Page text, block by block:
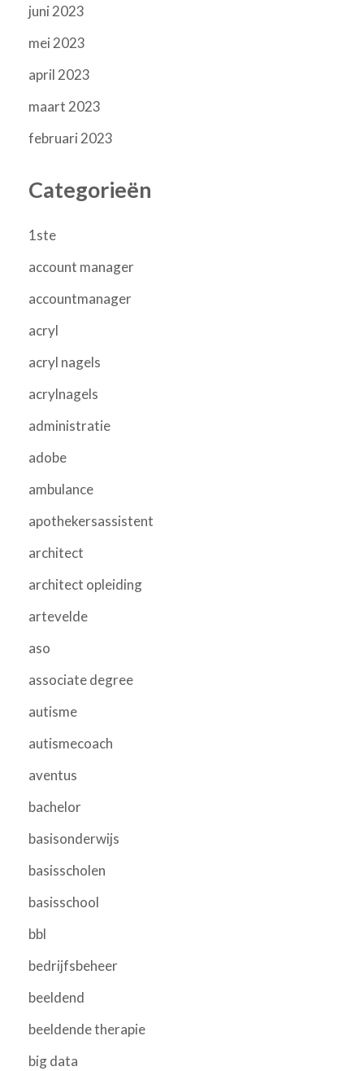
juni 2023
mei 2023
april 2023
maart 2023
februari 2023
Categorieën
1ste
account manager
accountmanager
acryl
acryl nagels
acrylnagels
administratie
adobe
ambulance
apothekersassistent
architect
architect opleiding
artevelde
aso
associate degree
autisme
autismecoach
aventus
bachelor
basisonderwijs
basisscholen
basisschool
bbl
bedrijfsbeheer
beeldend
beeldende therapie
big data